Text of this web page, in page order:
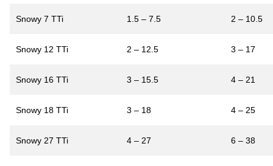
Snowy 7 TTi 1.5 – 7.5 2 – 10.5
Snowy 12 TTi 2 – 12.5 3 – 17
Snowy 16 TTi 3 – 15.5 4 – 21
Snowy 18 TTi 3 – 18 4 – 25
Snowy 27 TTi 4 – 27 6 – 38